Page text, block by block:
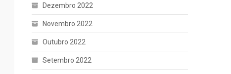
Dezembro 2022
Novembro 2022
Outubro 2022
Setembro 2022